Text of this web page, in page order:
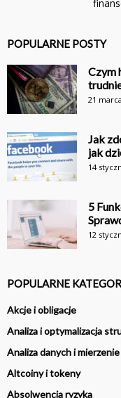
POPULARNE POSTY
Czym
21
Jak
jak
14
5
12
POPULARNE
Akcje i obligacje
Analiza i optymalizacja
Analiza danych i
Altcoiny i tokeny
Absolwencja ryzyka